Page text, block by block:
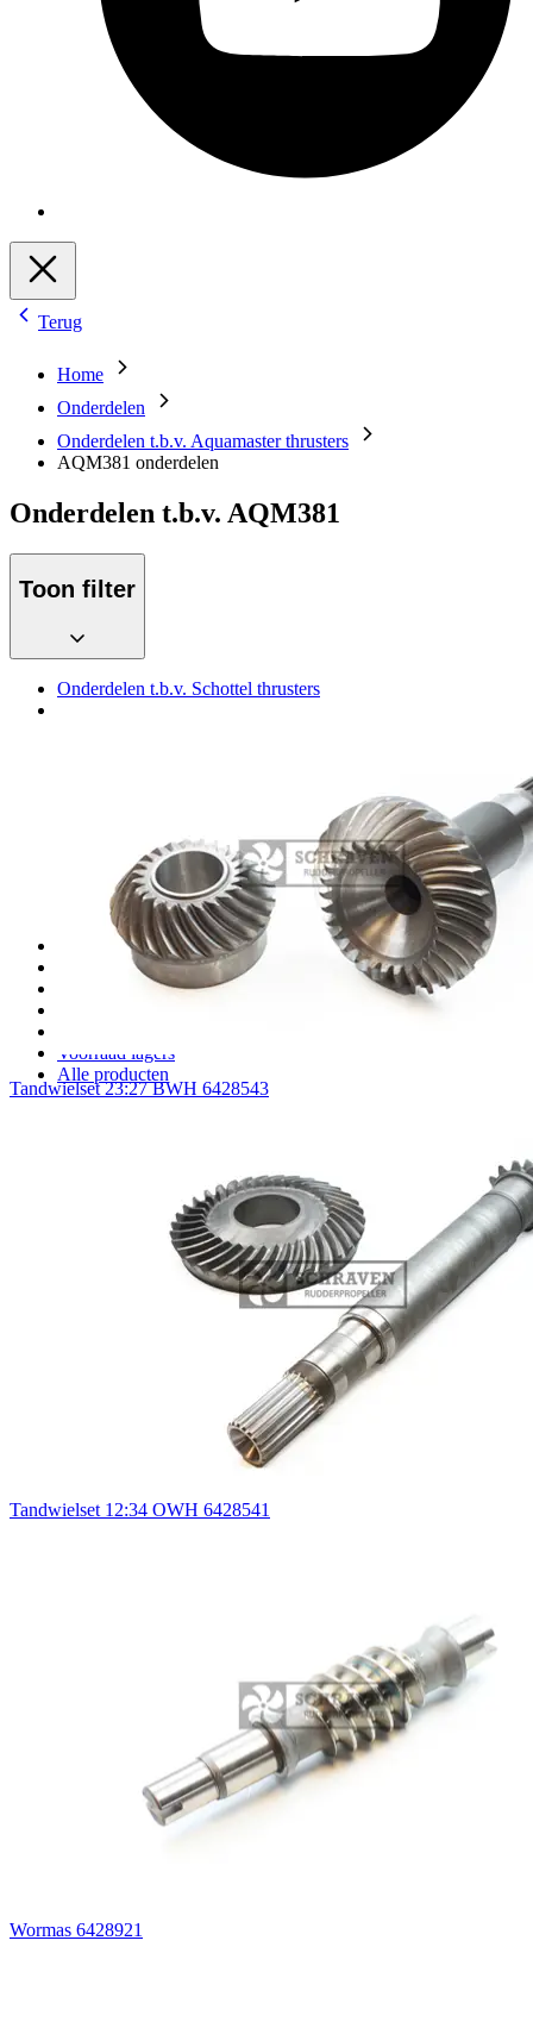
Terug
Home
Onderdelen
Onderdelen t.b.v. Aquamaster thrusters
AQM381 onderdelen
Onderdelen t.b.v. AQM381
Toon filter
Onderdelen t.b.v. Schottel thrusters
AQM601CRP onderdelen
AQM800 onderdelen
AQM901 onderdelen
AQM901CRP onderdelen
Diverse Aquamaster onderdelen
Onderdelen t.b.v. Jastram thrusters
Onderdelen t.b.v. ZF (HRP) thrusters
Onderdelen t.b.v. Thrustmaster thrusters
Voorraad lagers
Alle producten
Tandwielset 23:27 BWH 6428543
Tandwielset 12:34 OWH 6428541
Wormas 6428921